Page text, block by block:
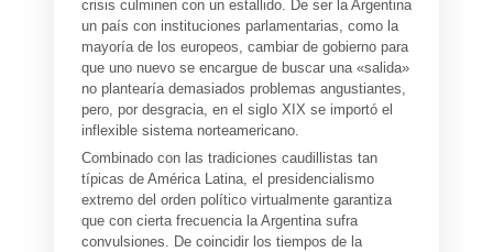
crisis culminen con un estallido. De ser la Argentina
un país con instituciones parlamentarias, como la
mayoría de los europeos, cambiar de gobierno para
que uno nuevo se encargue de buscar una «salida»
no plantearía demasiados problemas angustiantes,
pero, por desgracia, en el siglo XIX se importó el
inflexible sistema norteamericano.
Combinado con las tradiciones caudillistas tan
típicas de América Latina, el presidencialismo
extremo del orden político virtualmente garantiza
que con cierta frecuencia la Argentina sufra
convulsiones. De coincidir los tiempos de la